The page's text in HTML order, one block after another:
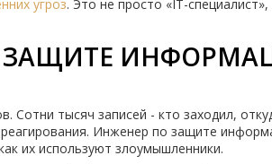
угроз. Это не просто «IT-
ЗАЩИТЕ
Сотни тысяч записей - кто заходил,
Инженер по защите
их используют злоумышленники.